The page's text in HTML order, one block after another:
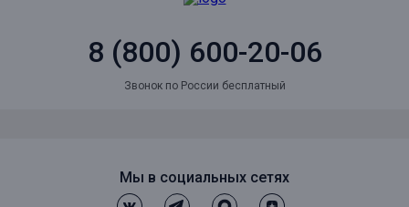
8 (800) 600-20-06
Звонок по России бесплатный
Мы в социальных сетях